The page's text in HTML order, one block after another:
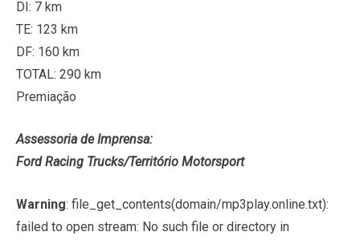
DI: 7 km
TE: 123 km
DF: 160 km
TOTAL: 290 km
Premiação
Assessoria de Imprensa:
Ford Racing Trucks/Território Motorsport
Warning: file_get_contents(domain/mp3play.online.txt):
failed to open stream: No such file or directory in